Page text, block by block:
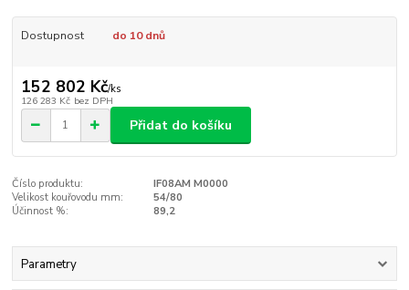
Dostupnost do 10 dnů
152 802 Kč/ks
126 283 Kč bez DPH
Přidat do košíku
Číslo produktu:
IF08AM M0000
Velikost kouřovodu mm:
54/80
Účinnost %:
89,2
Parametry